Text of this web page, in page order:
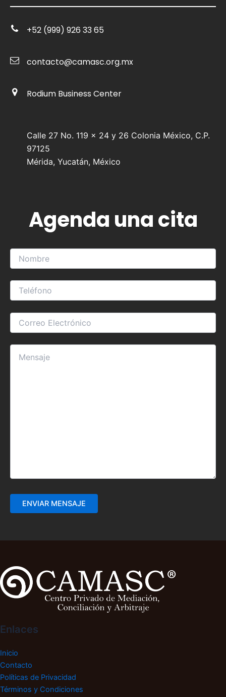
+52 (999) 926 33 65
contacto@camasc.org.mx
Rodium Business Center
Calle 27 No. 119 x 24 y 26 Colonia México, C.P.
97125
Mérida, Yucatán, México
Agenda una cita
Enlaces
Inicio
Contacto
Políticas de Privacidad
Términos y Condiciones